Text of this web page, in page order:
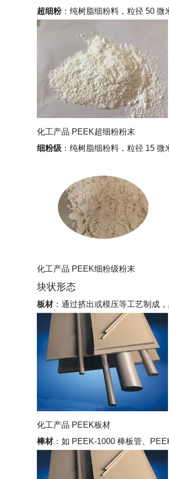
超细粉：纯树脂细粉料，粒径 50 微
化工产品 PEEK超细粉粉末
细粉级 ：纯树脂细粉料，粒径 15
化工产品 PEEK细粉级粉末
块状形态
板材：通过挤出或模压等工艺制成
化工产品 PEEK板材
棒材：如 PEEK-1000 棒板管、